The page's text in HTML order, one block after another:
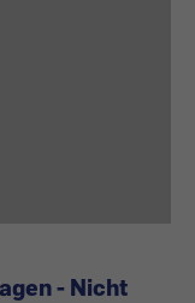
- Nicht